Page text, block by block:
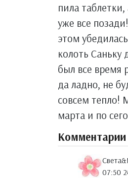
пила
уже все
этом
колоть
был все время
да ладно, не
совсем тепло!
марта и по
Комментарии
07:50